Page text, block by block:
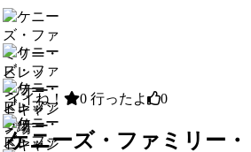
イイね！ 0 行ったよ 0
ケニーズ・ファミリー